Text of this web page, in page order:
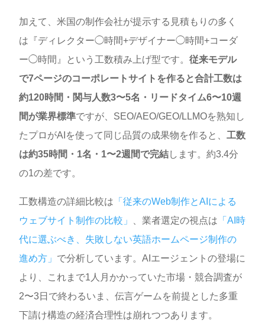
加えて、米国の制作会社が提示する見積もりの多く
は『ディレクター◯時間+デザイナー◯時間+コーダ
ー◯時間』という工数積み上げ型です。従来モデル
で7ページのコーポレートサイトを作ると合計工数は
約120時間・関与人数3〜5名・リードタイム6〜10週
間が業界標準ですが、SEO/AEO/GEO/LLMOを熟知し
たプロがAIを使って同じ品質の成果物を作ると、工数
は約35時間・1名・1〜2週間で完結します。約3.4分
の1の差です。
工数構造の詳細比較は 「従来のWeb制作とAIによる
ウェブサイト制作の比較」
、業者選定の視点は 「AI時
代に選ぶべき、失敗しない英語ホームページ制作の
進め方」 で分析しています。AIエージェントの登場に
より、これまで1人月かかっていた市場・競合調査が
2〜3日で終わるいま、伝言ゲームを前提とした多重
下請け構造の経済合理性は崩れつつあります。